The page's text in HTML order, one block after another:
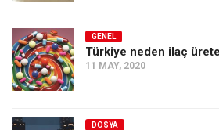
GENEL
Türkiye neden ilaç
11 MAY, 2020
DOSYA